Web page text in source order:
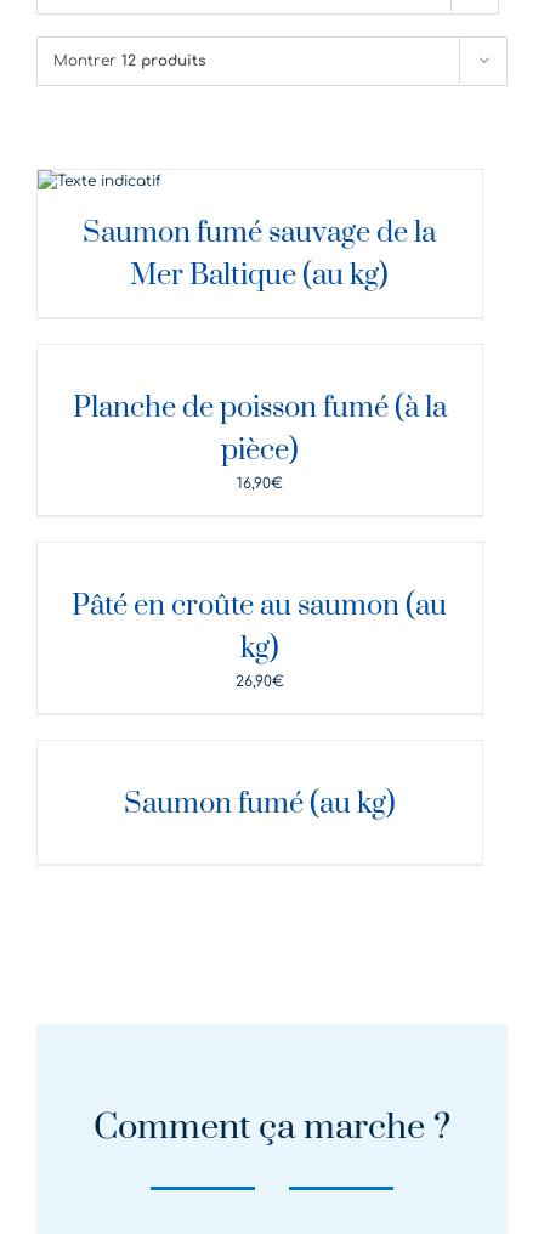
Montrer 12 produits
DÉTAILS
Saumon fumé sauvage de la
Mer Baltique (au kg)
Planche de poisson fumé (à la
pièce)
16,90€
Pâté en croûte au saumon (au
kg)
26,90€
Saumon fumé (au kg)
Comment ça marche ?